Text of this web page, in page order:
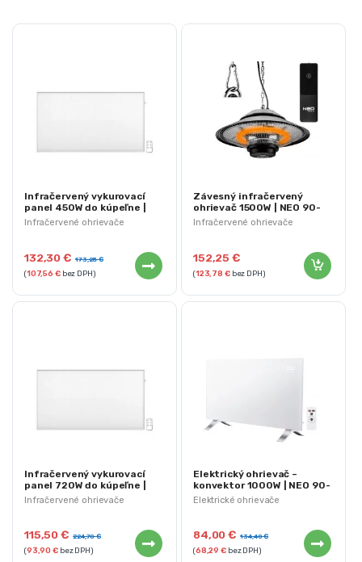
Infračervené ohrievače
Infračervený vykurovací
panel 450W do kúpeľne |
NEO 90-102
132,30€ 173,25€
(107,56 €bez DPH)
Infračervené ohrievače
Závesný infračervený
ohrievač 1500W | NEO 90-
034
152,25€
(123,78 €bez DPH)
Infračervené ohrievače
Infračervený vykurovací
panel 720W do kúpeľne |
NEO 90-104
115,50€ 224,70€
(93,90€bez DPH)
Elektrické ohrievače
Elektrický ohrievač –
konvektor 1000W | NEO 90-
090
84,00€ 134,40€
(68,29€bez DPH)